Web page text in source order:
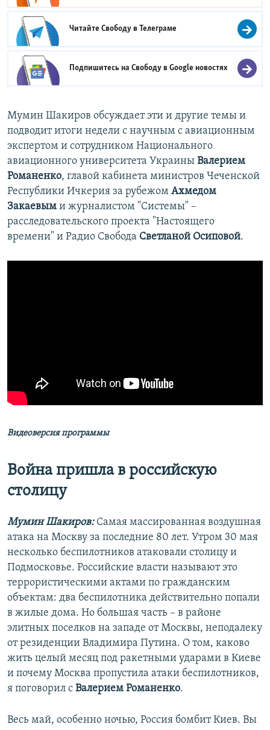
Читайте Свободу вТелеграме
Подпишитесь на Свободу вGoogle новостях
Мумин Шакиров обсуждает эти и другие темы и
подводит итоги недели с научным с авиационным
экспертом и сотрудником Национального
авиационного университета Украины Валерием
Романенко, главой кабинета министров Чеченской
Республики Ичкерия за рубежом Ахмедом
Закаевым и журналистом "Системы" –
расследовательского проекта "Настоящего
времени" и Радио Свобода Светланой Осиповой.
Видеоверсия программы
Война пришла в российскую
столицу
Мумин Шакиров: Самая массированная воздушная
атака на Москву за последние 80 лет. Утром 30 мая
несколько беспилотников атаковали столицу и
Подмосковье. Российские власти называют это
террористическими актами по гражданским
объектам: два беспилотника действительно попали
в жилые дома. Но большая часть – в районе
элитных поселков на западе от Москвы, неподалеку
от резиденции Владимира Путина. О том, каково
жить целый месяц под ракетными ударами в Киеве
и почему Москва пропустила атаки беспилотников,
я поговорил с Валерием Романенко.
Весь май, особенно ночью, Россия бомбит Киев. Вы